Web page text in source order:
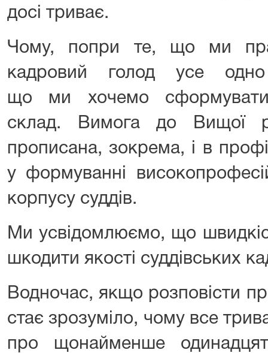
досі триває.
Чому, попри те, що ми
кадровий голод усе
що ми хочемо сформувати
склад. Вимога до Вищої
прописана, зокрема, і в
у формуванні
корпусу суддів.
Ми усвідомлюємо, що
шкодити якості суддівських
Водночас, якщо розповісти
стає зрозуміло, чому все
про щонайменше